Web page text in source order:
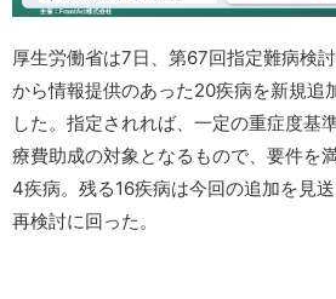
厚生労働省は7日、第67回指定難病検
から情報提供のあった20疾病を新規追
した。指定されれば、一定の重症度基
療費助成の対象となるもので、要件を
4疾病。残る16疾病は今回の追加を見
再検討に回った。